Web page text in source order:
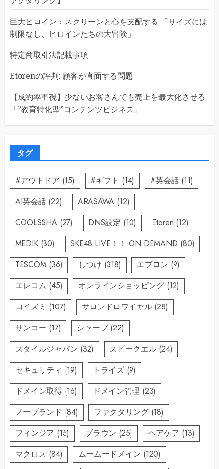
巨大ヒロイン：スクリーンと心を支配する 「サイズには
制限なし、ヒロインたちの大冒険」
特定商取引法記載事項
Etorenの評判: 顧客が直面する問題
【成約率重視】少ないお客さんでも売上を最大化させる
「”教育特化型”コンテンツビジネス」
タグ
#アウトドア (15) #ギフト (14) #英会話 (11)
AI英会話 (22) ARASAWA (12)
COOLSSHA (27) DNS設定 (10) Etoren (12)
MEDIK (30) SKE48 LIVE！！ ON DEMAND (80)
TESCOM (36) しつけ (318) エプロン (9)
エレコム (45) オンラインショッピング (12)
コイズミ (107) サロンドロワイヤル (28)
サンコー (17) シャープ(22)
スタイルジャパン (32) スピークエル (24)
セキュリティ (19) トライズ (9)
ドメイン取得 (16) ドメイン管理 (23)
ノーブランド (84) ファクタリング (18)
フィンジア (15) ブラウン (25) ヘアケア (13)
マクロス (84) ムームードメイン (120)